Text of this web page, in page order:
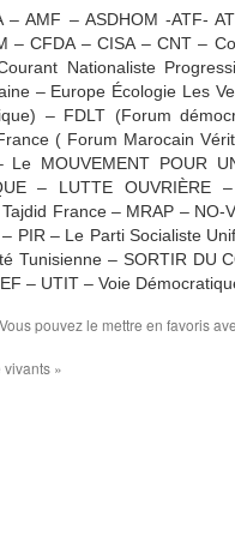
– AMF – ASDHOM -ATF-
– CFDA – CISA – CNT –
Nationaliste
– Europe Écologie Les
– FDLT (Forum
( Forum Marocain
MOUVEMENT POUR
– LUTTE
France – MRAP – NO-
PIR – Le Parti Socialiste
Tunisienne – SORTIR DU
– UTIT – Voie
pouvez le mettre en favoris
vivants »